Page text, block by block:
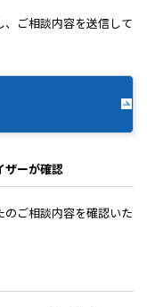
ご相談内容を送信して
ーが確認
ご相談内容を確認いた